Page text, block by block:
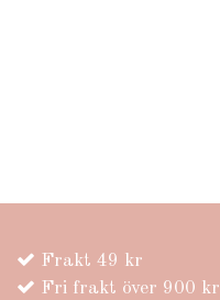
Frakt 49 kr
Fri frakt över 900 kr